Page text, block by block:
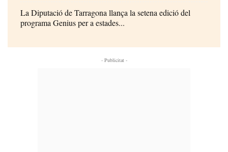
La Diputació de Tarragona llança la setena edició del
programa Genius per a estades...
- Publicitat -